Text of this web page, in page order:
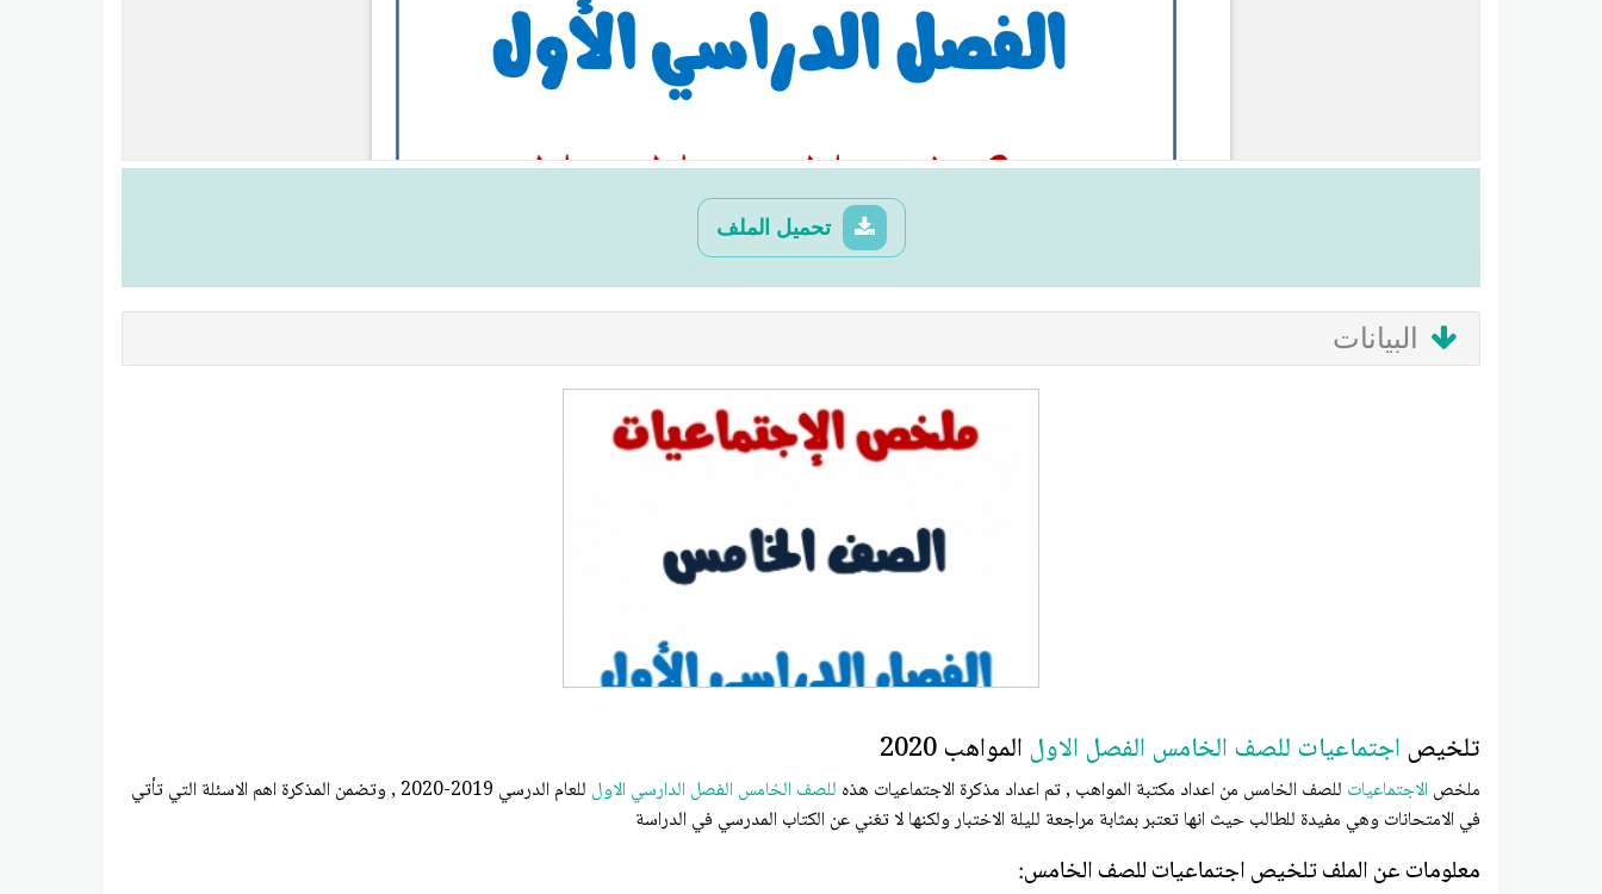
تحميل الملف
البيانات
تلخيصاجتماعياتللصف الخامسالفصل الاولالمواهب 2020
ملخص الاجتماعيات للصف الخامس من اعداد مكتبة المواهب , تم اعداد مذكرة الاجتماعيات هذه للصف الخامس الفصل الدارسي الاول
للعام الدرسي 2019-2020 , وتضمن المذكرة اهم الاسئلة التي تأتي
في الامتحانات وهي مفيدة للطالب حيث انها تعتبر بمثابة مراجعة لليلة الاختبار ولكنها لا تغني عن الكتاب المدرسي في الدراسة
معلومات عن الملف تلخيص اجتماعيات للصف الخامس: